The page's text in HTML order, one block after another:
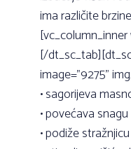
ima različite
[/
image=”9275”
• sagorijeva
• povećava
• podiže stražnjicu